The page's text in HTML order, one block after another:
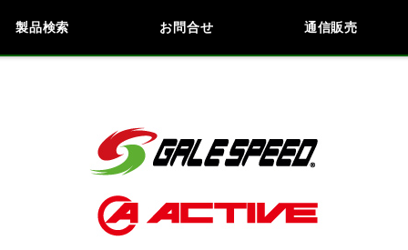
製品検索 お問合せ 通信販売
BMW DUCATI